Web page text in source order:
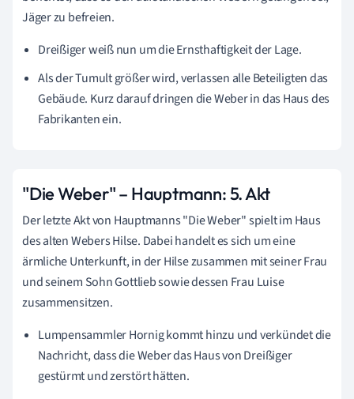
Jäger zu befreien.
Dreißiger weiß nun um die Ernsthaftigkeit der Lage.
Als der Tumult größer wird, verlassen alle Beteiligten das
Gebäude. Kurz darauf dringen die Weber in das Haus des
Fabrikanten ein.
"Die Weber" – Hauptmann: 5. Akt
Der letzte Akt von Hauptmanns "Die Weber" spielt im Haus
des alten Webers Hilse. Dabei handelt es sich um eine
ärmliche Unterkunft, in der Hilse zusammen mit seiner Frau
und seinem Sohn Gottlieb sowie dessen Frau Luise
zusammensitzen.
Lumpensammler Hornig kommt hinzu und verkündet die
Nachricht, dass die Weber das Haus von Dreißiger
gestürmt und zerstört hätten.